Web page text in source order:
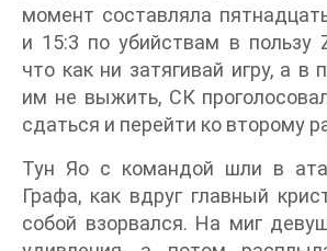
момент составляла
и 15:3 по убийствам в пользу
что как ни затягивай игру, а в
им не выжить, СК
сдаться и перейти ко второму
Тун Яо с командой шли в
Графа, как вдруг главный
собой взорвался. На миг